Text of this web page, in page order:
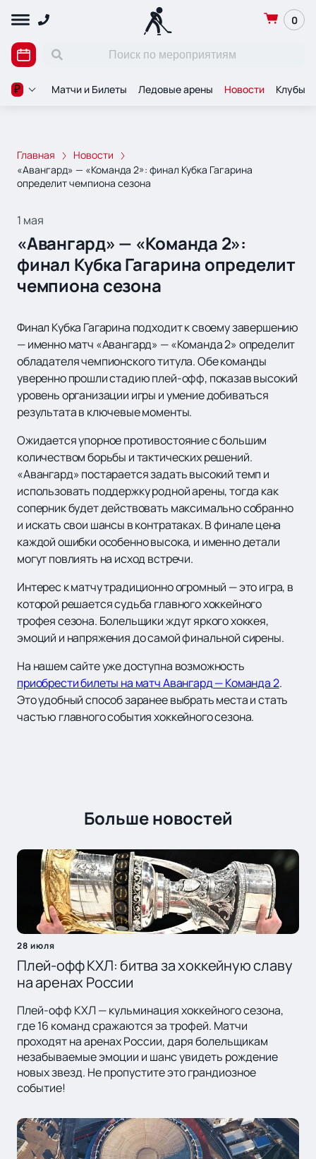
0
Матчи и Билеты Ледовые арены Новости Клубы
₽
Главная
Новости
«Авангард» — «Команда 2»: финал Кубка Гагарина
определит чемпиона сезона
1 мая
«Авангард» — «Команда 2»:
финал Кубка Гагарина определит
чемпиона сезона
Финал Кубка Гагарина подходит к своему завершению
— именно матч «Авангард» — «Команда 2» определит
обладателя чемпионского титула. Обе команды
уверенно прошли стадию плей-офф, показав высокий
уровень организации игры и умение добиваться
результата в ключевые моменты.
Ожидается упорное противостояние с большим
количеством борьбы и тактических решений.
«Авангард» постарается задать высокий темп и
использовать поддержку родной арены, тогда как
соперник будет действовать максимально собранно
и искать свои шансы в контратаках. В финале цена
каждой ошибки особенно высока, и именно детали
могут повлиять на исход встречи.
Интерес к матчу традиционно огромный — это игра, в
которой решается судьба главного хоккейного
трофея сезона. Болельщики ждут яркого хоккея,
эмоций и напряжения до самой финальной сирены.
На нашем сайте уже доступна возможность
приобрести билеты на матч Авангард — Команда 2.
Это удобный способ заранее выбрать места и стать
частью главного события хоккейного сезона.
Больше новостей
28 июля
Плей-офф КХЛ: битва за хоккейную славу
на аренах России
Плей-офф КХЛ — кульминация хоккейного сезона,
где 16 команд сражаются за трофей. Матчи
проходят на аренах России, даря болельщикам
незабываемые эмоции и шанс увидеть рождение
новых звезд. Не пропустите это грандиозное
событие!